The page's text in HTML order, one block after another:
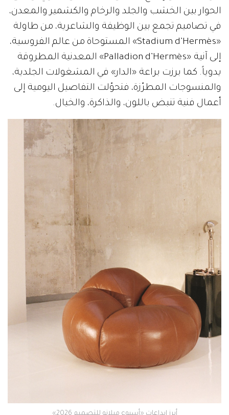
الحوار بين الخشب والجلد والرخام والكشمير والمعدن،
في تصاميم تجمع بين الوظيفة والشاعرية، من طاولة
«Stadium d’Hermès» المستوحاة من عالم الفروسية،
إلى آنية «Palladion d’Hermès» المعدنية المطروقة
يدوياً. كما برزت براعة «الدار» في المشغولات الجلدية،
والمنسوجات المطرّزة، فتحوّلت التفاصيل اليومية إلى
أعمال فنية تنبض باللون، والذاكرة، والخيال.